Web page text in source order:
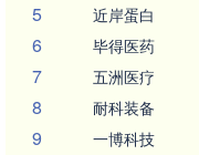
5 近岸蛋白
6 毕得医药
7 五洲医疗
8 耐科装备
9 一博科技